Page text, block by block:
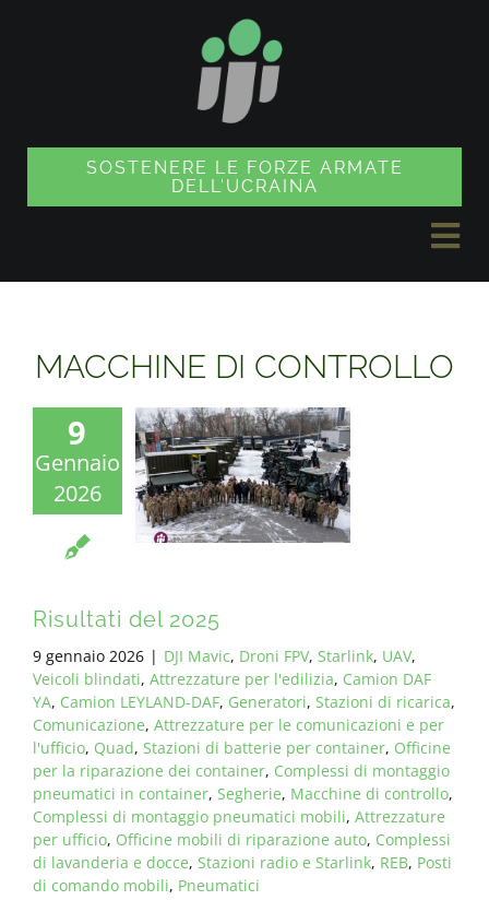
SOSTENERE LE FORZE ARMATE
DELL'UCRAINA
a
NEGOZIO DI SOUVENIR
TUTTI I REQUISITI
MACCHINE DI CONTROLLO
9
Gennaio
2026
Risultati del 2025
9 gennaio 2026 | DJI Mavic, Droni FPV, Starlink, UAV,
Veicoli blindati, Attrezzature per l'edilizia, Camion DAF
YA, Camion LEYLAND-DAF, Generatori, Stazioni di ricarica,
Comunicazione, Attrezzature per le comunicazioni e per
l'ufficio, Quad, Stazioni di batterie per container, Officine
per la riparazione dei container, Complessi di montaggio
pneumatici in container, Segherie, Macchine di controllo,
Complessi di montaggio pneumatici mobili, Attrezzature
per ufficio, Officine mobili di riparazione auto, Complessi
di lavanderia e docce, Stazioni radio e Starlink, REB, Posti
di comando mobili, Pneumatici